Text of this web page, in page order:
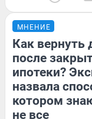
МНЕНИЕ
Как вернуть
после
ипотеки?
назвала
котором
не все